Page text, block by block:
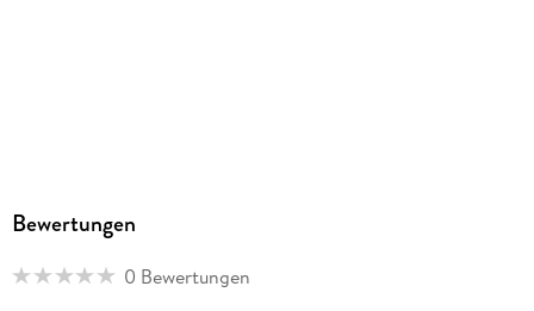
Bewertungen
0 Bewertungen